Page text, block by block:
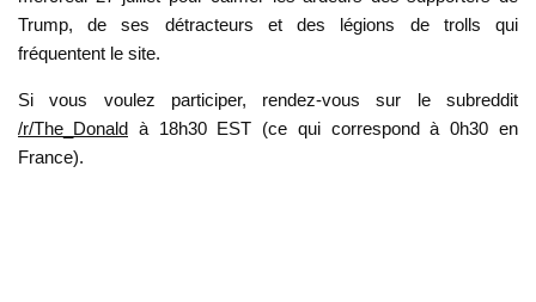
Trump, de ses détracteurs et des légions de trolls qui
fréquentent le site.
Si vous voulez participer, rendez-vous sur le subreddit
/r/The_Donald à 18h30 EST (ce qui correspond à 0h30 en
France).